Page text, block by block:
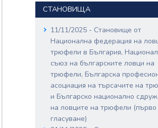
СТАНОВИЩА
11/11/2025 - Становище от
Национална федерация на
трюфели в България,
съюз на българските ловци на
трюфели, Българска
асоциация на търсачите на
и Българско национално
на ловците на трюфели (първо
гласуване)